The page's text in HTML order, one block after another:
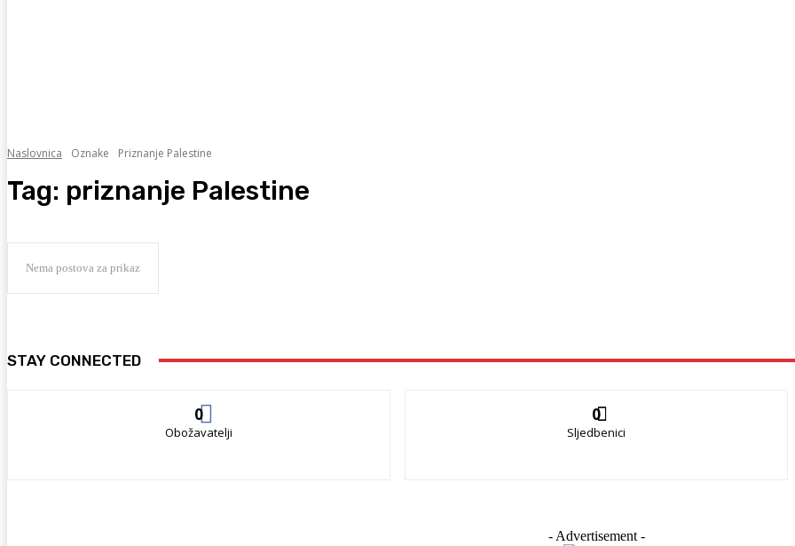
Naslovnica Oznake Priznanje Palestine
Tag: priznanje Palestine
Nema postova za prikaz
STAY CONNECTED
0
Obožavatelji
0
Sljedbenici
- Advertisement -